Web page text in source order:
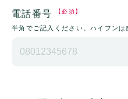
電話番号 【必須】
半角でご記入ください。ハイフンは